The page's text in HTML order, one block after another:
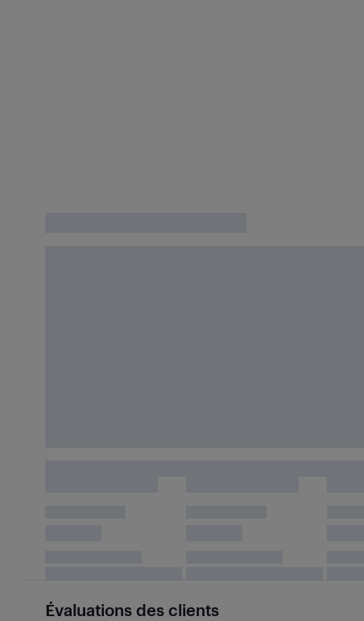
Évaluations des clients